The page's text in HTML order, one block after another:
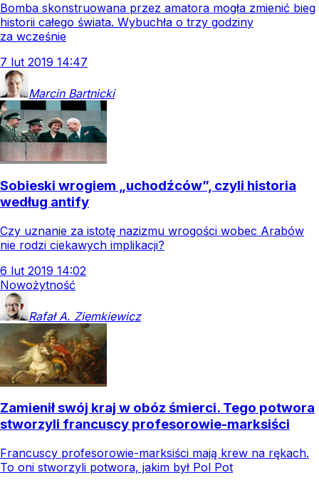
Bomba skonstruowana przez amatora mogła zmienić bieg
historii całego świata. Wybuchła o trzy godziny
za wcześnie
7 lut 2019 14:47
Marcin Bartnicki
Sobieski wrogiem „uchodźców”, czyli historia
według antify
Czy uznanie za istotę nazizmu wrogości wobec Arabów
nie rodzi ciekawych implikacji?
6 lut 2019 14:02
Nowożytność
Rafał A. Ziemkiewicz
Zamienił swój kraj w obóz śmierci. Tego potwora
stworzyli francuscy profesorowie-marksiści
Francuscy profesorowie-marksiści mają krew na rękach.
To oni stworzyli potwora, jakim był Pol Pot